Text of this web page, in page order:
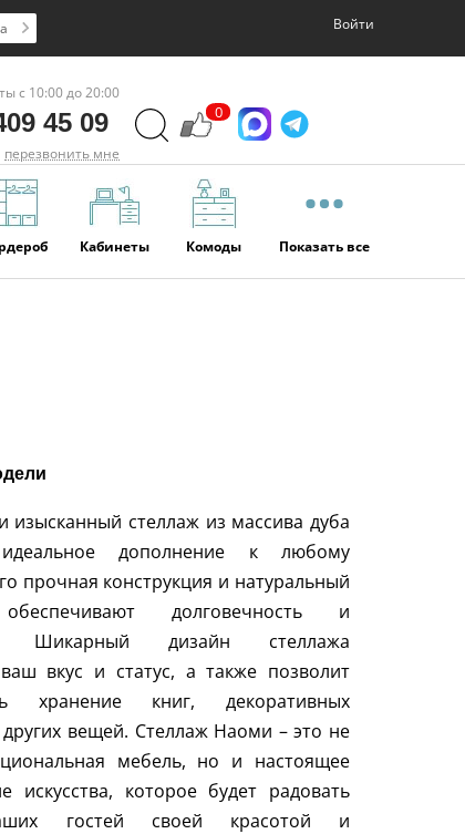
Войти
с 10:00 до 20:00
45 09
перезвонить мне
0
Кабинеты Комоды Показать все
изысканный стеллаж из массива дуба
дополнение к любому
прочная конструкция и натуральный
долговечность и
Шикарный дизайн стеллажа
вкус и статус, а также позволит
хранение книг, декоративных
вещей. Стеллаж Наоми – это не
мебель, но и настоящее
искусства, которое будет радовать
гостей своей красотой и